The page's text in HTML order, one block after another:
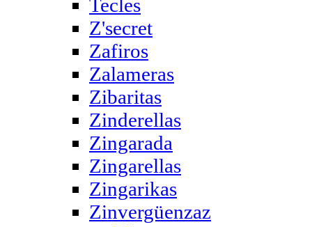
Tecles
Z'secret
Zafiros
Zalameras
Zibaritas
Zinderellas
Zingarada
Zingarellas
Zingarikas
Zinvergüenzaz